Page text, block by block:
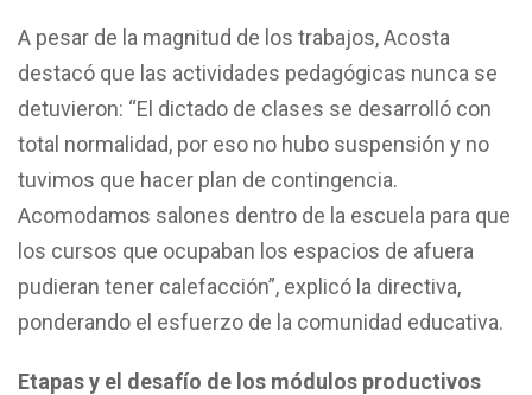
A pesar de la magnitud de los trabajos, Acosta
destacó que las actividades pedagógicas nunca se
detuvieron: “El dictado de clases se desarrolló con
total normalidad, por eso no hubo suspensión y no
tuvimos que hacer plan de contingencia.
Acomodamos salones dentro de la escuela para que
los cursos que ocupaban los espacios de afuera
pudieran tener calefacción”, explicó la directiva,
ponderando el esfuerzo de la comunidad educativa.
Etapas y el desafío de los módulos productivos